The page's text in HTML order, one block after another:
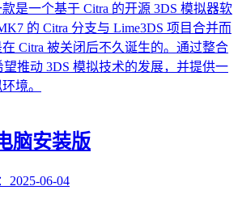
款是一个基于 Citra 的开源 3DS 模拟器软
的 Citra 分支与 Lime3DS 项目合并而
Citra 被关闭后不久诞生的。通过整合
望推动 3DS 模拟技术的发展，并提供一
境。
脑安装版
2025-06-04